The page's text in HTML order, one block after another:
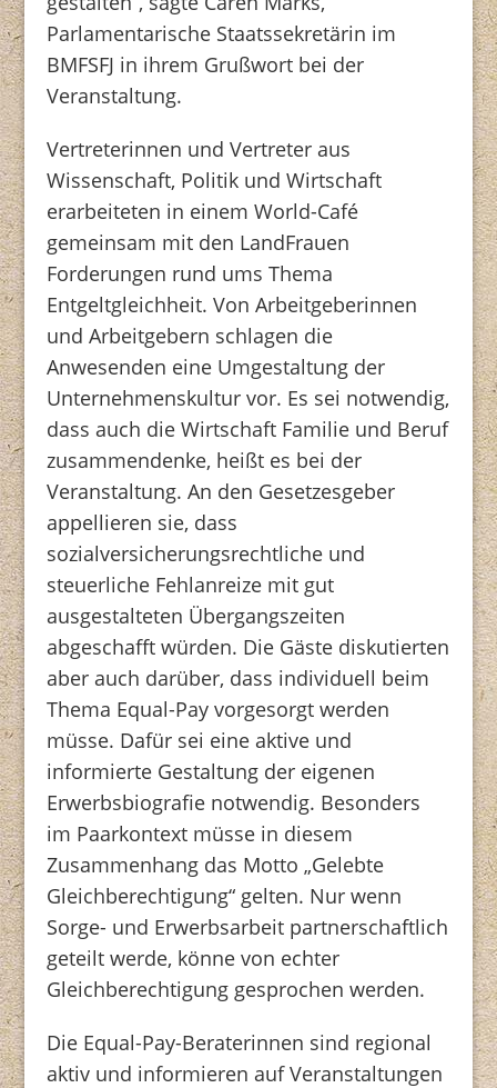
Parlamentarische Staatssekretärin im
BMFSFJ in ihrem Grußwort bei der
Veranstaltung.
Vertreterinnen und Vertreter aus
Wissenschaft, Politik und Wirtschaft
erarbeiteten in einem World-Café
gemeinsam mit den LandFrauen
Forderungen rund ums Thema
Entgeltgleichheit. Von Arbeitgeberinnen
und Arbeitgebern schlagen die
Anwesenden eine Umgestaltung der
Unternehmenskultur vor. Es sei notwendig,
dass auch die Wirtschaft Familie und Beruf
zusammendenke, heißt es bei der
Veranstaltung. An den Gesetzesgeber
appellieren sie, dass
sozialversicherungsrechtliche und
steuerliche Fehlanreize mit gut
ausgestalteten Übergangszeiten
abgeschafft würden. Die Gäste diskutierten
aber auch darüber, dass individuell beim
Thema Equal-Pay vorgesorgt werden
müsse. Dafür sei eine aktive und
informierte Gestaltung der eigenen
Erwerbsbiografie notwendig. Besonders
im Paarkontext müsse in diesem
Zusammenhang das Motto „Gelebte
Gleichberechtigung“ gelten. Nur wenn
Sorge- und Erwerbsarbeit partnerschaftlich
geteilt werde, könne von echter
Gleichberechtigung gesprochen werden.
Die Equal-Pay-Beraterinnen sind regional
aktiv und informieren auf Veranstaltungen